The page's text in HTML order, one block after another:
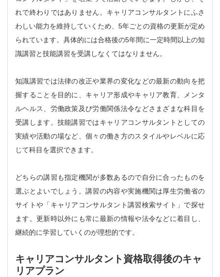
れで終わりではありません。キャリアコンサルタントにふさ
わしい能力を維持していくため、5年ごとの資格の更新が定め
られています。具体的には合格後の5年間に一定時間以上の知
識講習と技能講習を受講しなくてはなりません。
知識講習では法律の改正や業界の変化などの最新の動向を把
握することを目的に、キャリア形成やキャリア教育、メンタ
ルヘルス、労働政策及び労働関係法令などさまざまな科目を
受講します。技能講習ではキャリアコンサルタントとしての
実績や活動の場など、個々の働き方のスタイルやレベルに応
じて科目を選択できます。
どちらの講習も指定機関が多数あるので自分に合ったものを
選ぶとよいでしょう。講習の内容や実施機関は厚生労働省の
サイトや「キャリアコンサルタント講習検索サイト」で探せ
ます。更新時以外にも常に最新の情報や法令などに着目し、
継続的に学習していくのが理想的です。
キャリアコンサルタント資格取得後のキャ
リアプラン